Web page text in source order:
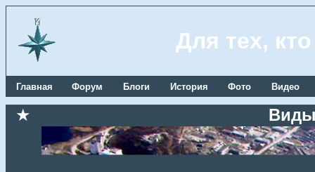
Для тех,
Главная Форум Блоги История Фото Видео
★ Виды